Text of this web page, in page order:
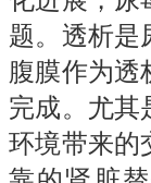
题。透析是
腹膜作为透
完成。尤其
环境带来的